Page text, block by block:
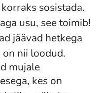
sosistada.
usu, see toimib!
jäävad hetkega
nii loodud.
mujale
kes on